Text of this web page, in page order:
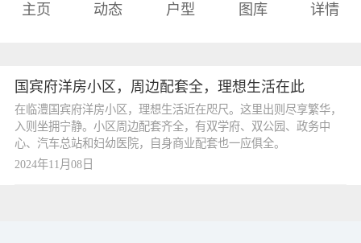
主页 动态 户型 图库 详情
国宾府洋房小区，周边配套全，理想生活在此
在临澧国宾府洋房小区，理想生活近在咫尺。这里出则尽享繁华，
入则坐拥宁静。小区周边配套齐全，有双学府、双公园、政务中
心、汽车总站和妇幼医院，自身商业配套也一应俱全。
2024年11月08日